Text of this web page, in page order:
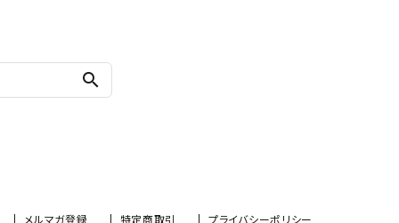
search
メルマガ登録 特定商取引 プライバシーポリシー